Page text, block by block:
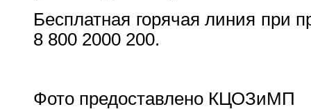
Бесплатная горячая линия при
8 800 2000 200.
Фото предоставлено КЦОЗиМП